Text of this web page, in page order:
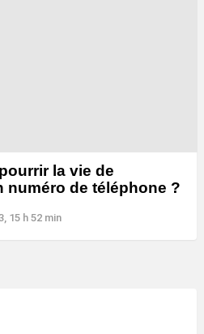
la vie de
numéro de téléphone ?
15 h 52 min